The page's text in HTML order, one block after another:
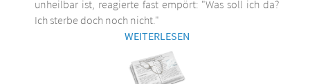
unheilbar ist, reagierte fast empört: "Was soll ich da?
Ich sterbe doch noch nicht."
WEITERLESEN